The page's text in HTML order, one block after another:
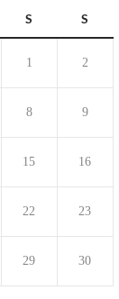
S S
1 2
8 9
15 16
22 23
29 30